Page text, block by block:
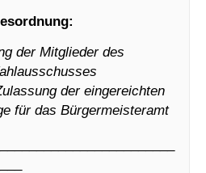
der Mitglieder des
der eingereichten
für das Bürgermeisteramt